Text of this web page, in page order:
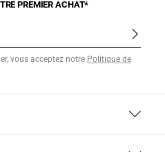
PREMIER ACHAT*
vous acceptez notre Politique de